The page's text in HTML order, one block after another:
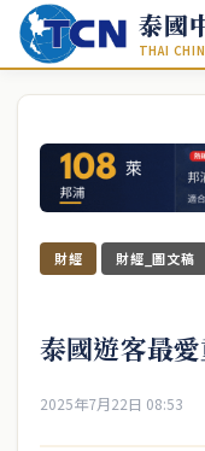
泰國
THAI
財經 財經_圖文稿
泰國遊客最
2025年7月22日 08:53